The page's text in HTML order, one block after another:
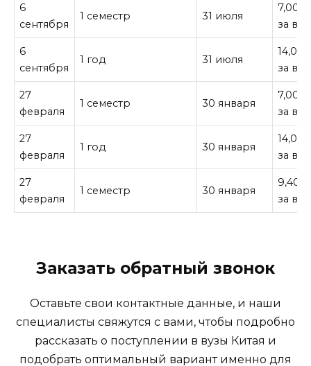
6
сентября
1 семестр 31 июля
7,000
за все
6
сентября
1 год 31 июля
за все
27
февраля
1 семестр 30 января
7,000
за все
27
февраля
1 год 30 января
за все
27
февраля
1 семестр 30 января
9,400
за все
Заказать обратный звонок
Оставьте свои контактные данные, и наши
специалисты свяжутся с вами, чтобы подробно
рассказать о поступлении в вузы Китая и
подобрать оптимальный вариант именно для